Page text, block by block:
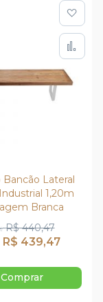
lista de
Bancão Lateral
1,20m
Branca
R$ 439,47
R$ 440,47
Comprar